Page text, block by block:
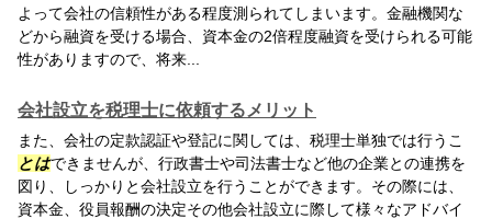
よって会社の信頼性がある程度測られてしまいます。金融機関な
どから融資を受ける場合、資本金の2倍程度融資を受けられる可能
性がありますので、将来...
会社設立を税理士に依頼するメリット
また、会社の定款認証や登記に関しては、税理士単独では行うこ
とはできませんが、行政書士や司法書士など他の企業との連携を
図り、しっかりと会社設立を行うことができます。その際には、
資本金、役員報酬の決定その他会社設立に際して様々なアドバイ